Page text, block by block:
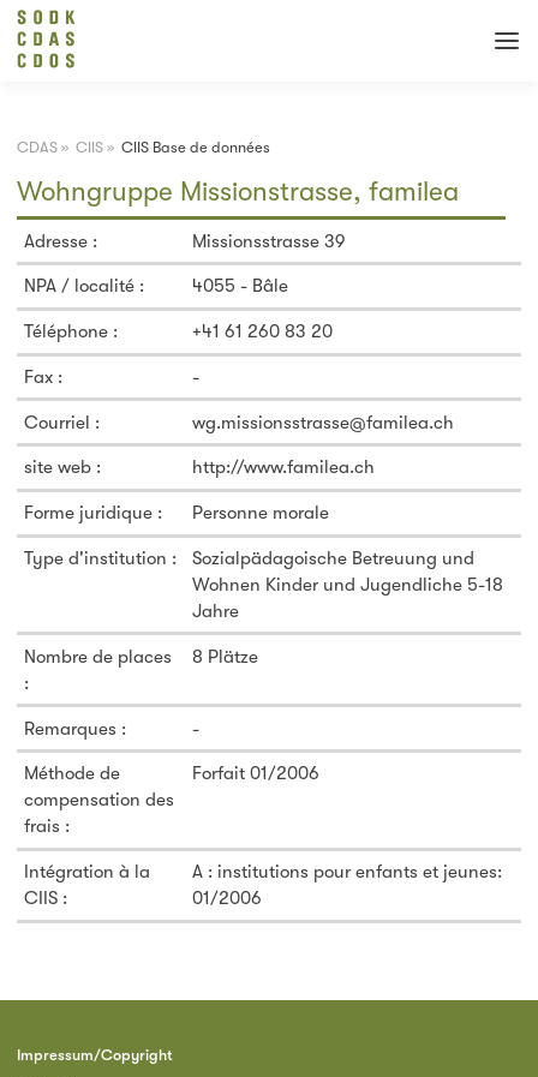
CDAS » CIIS » CIIS Base de données
Wohngruppe Missionstrasse, familea
Adresse : Missionsstrasse 39
NPA / localité : 4055 - Bâle
Téléphone : +41 61 260 83 20
Fax : -
Courriel : wg.missionsstrasse@familea.ch
site web : http://www.familea.ch
Forme juridique : Personne morale
Type d'institution :
Sozialpädagoische Betreuung und
Wohnen Kinder und Jugendliche 5-18
Jahre
Nombre de places
:
8 Plätze
Remarques : -
Méthode de
compensation des
frais :
Forfait 01/2006
Intégration à la
CIIS :
A : institutions pour enfants et jeunes:
01/2006
Impressum/Copyright